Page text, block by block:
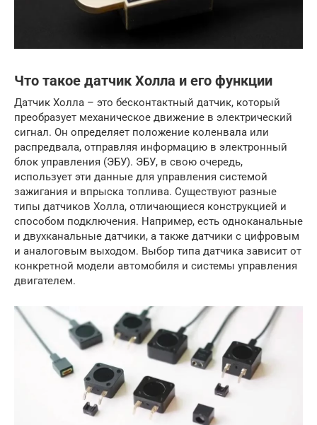
Что такое датчик Холла и его функции
Датчик Холла – это бесконтактный датчик, который
преобразует механическое движение в электрический
сигнал. Он определяет положение коленвала или
распредвала, отправляя информацию в электронный
блок управления (ЭБУ). ЭБУ, в свою очередь,
использует эти данные для управления системой
зажигания и впрыска топлива. Существуют разные
типы датчиков Холла, отличающиеся конструкцией и
способом подключения. Например, есть одноканальные
и двухканальные датчики, а также датчики с цифровым
и аналоговым выходом. Выбор типа датчика зависит от
конкретной модели автомобиля и системы управления
двигателем.